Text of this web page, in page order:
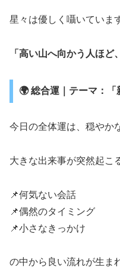
星々は優しく囁いていま
「高い山へ向かう人ほど
🌍 総合運｜テーマ：「
今日の全体運は、穏やか
大きな出来事が突然起こ
📌何気ない会話
📌偶然のタイミング
📌小さなきっかけ
の中から良い流れが生ま